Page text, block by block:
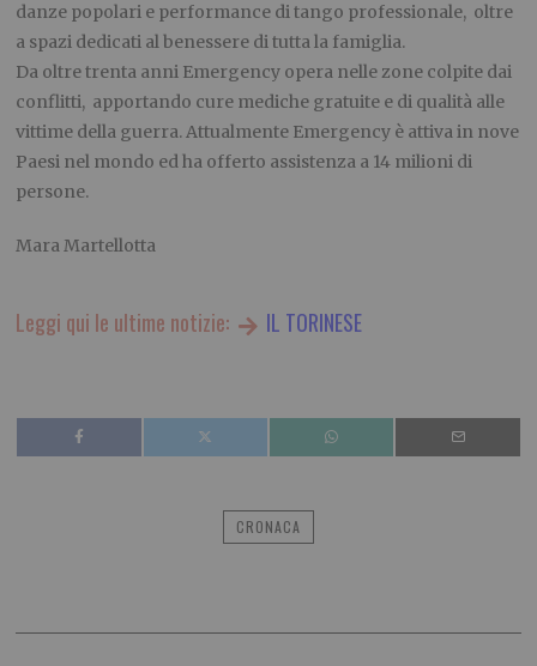
danze popolari e performance di tango professionale, oltre
a spazi dedicati al benessere di tutta la famiglia.
Da oltre trenta anni Emergency opera nelle zone colpite dai
conflitti, apportando cure mediche gratuite e di qualità alle
vittime della guerra. Attualmente Emergency è attiva in nove
Paesi nel mondo ed ha offerto assistenza a 14 milioni di
persone.
Mara Martellotta
Leggi qui le ultime notizie: IL TORINESE
CRONACA